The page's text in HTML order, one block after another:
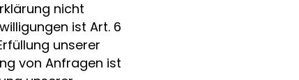
nicht
ist Art. 6
unserer
von Anfragen ist